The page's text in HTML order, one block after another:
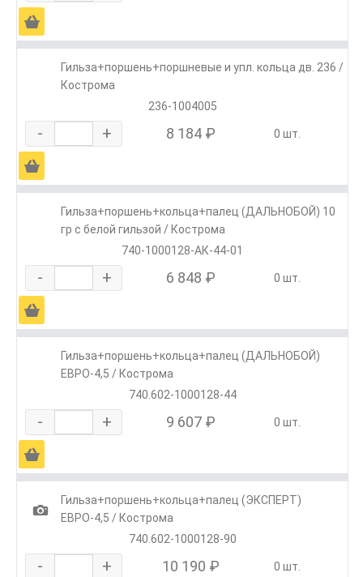
Ä
Гильза+поршень+поршневые и упл. кольца дв. 236 /
Кострома
236-1004005
- + 8 184 ₽ 0 шт.
Ä
Гильза+поршень+кольца+палец (ДАЛЬНОБОЙ) 10
гр с белой гильзой / Кострома
740-1000128-АК-44-01
- + 6 848 ₽ 0 шт.
Ä
Гильза+поршень+кольца+палец (ДАЛЬНОБОЙ)
ЕВРО-4,5 / Кострома
740.602-1000128-44
- + 9 607 ₽ 0 шт.
Ä
1
Гильза+поршень+кольца+палец (ЭКСПЕРТ)
ЕВРО-4,5 / Кострома
740.602-1000128-90
- + 10 190 ₽ 0 шт.